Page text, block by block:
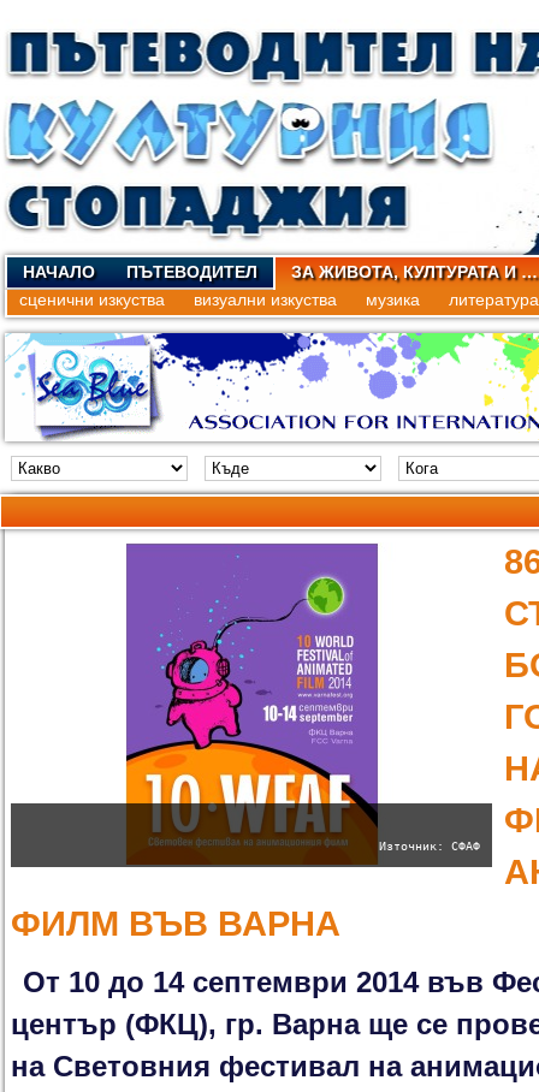
НАЧАЛО ПЪТЕВОДИТЕЛ
ЗА ЖИВОТА, КУЛТУРАТА И …
сценични изкуства
визуални изкуства музика литература
Източник: СФАФ
ФИЛМ ВЪВ ВАРНА
От 10 до 14 септември 2014 във
център (ФКЦ), гр. Варна ще се
на Световния фестивал на